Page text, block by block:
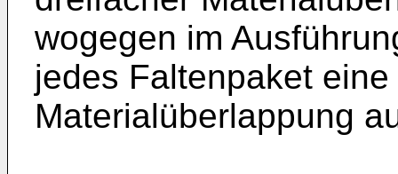
wogegen im
jedes Faltenpaket
Materialüberlappung